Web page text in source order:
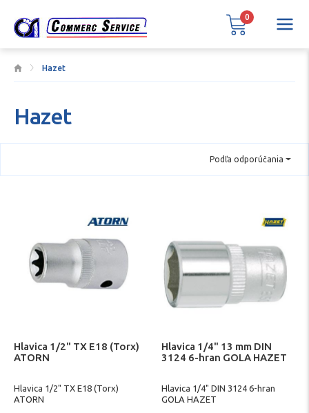
Hazet
Hazet
Podľa odporúčania
Hlavica 1/2" TX E18 (Torx)
ATORN
Hlavica 1/2" TX E18 (Torx)
ATORN
Hlavica 1/4" 13 mm DIN
3124 6-hran GOLA HAZET
Hlavica 1/4" DIN 3124 6-hran
GOLA HAZET
0